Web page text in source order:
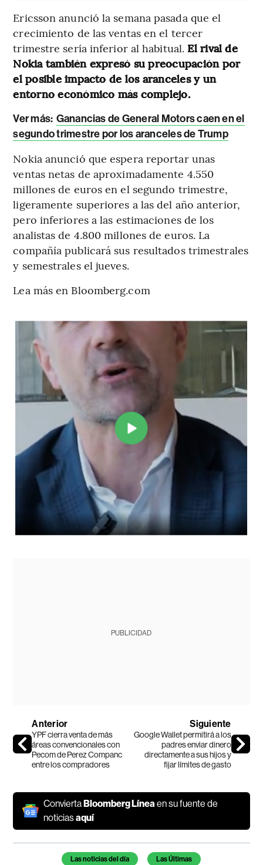
Ericsson anunció la semana pasada que el
crecimiento de las ventas en el tercer
trimestre sería inferior al habitual. El rival de
Nokia también expresó su preocupación por
el posible impacto de los aranceles y un
entorno económico más complejo.
Ver más: Ganancias de General Motors caen en el
segundo trimestre por los aranceles de Trump
Nokia anunció que espera reportar unas
ventas netas de aproximadamente 4.550
millones de euros en el segundo trimestre,
ligeramente superiores a las del año anterior,
pero inferiores a las estimaciones de los
analistas de 4.800 millones de euros. La
compañía publicará sus resultados trimestrales
y semestrales el jueves.
Lea más en Bloomberg.com
PUBLICIDAD
Anterior
YPF cierra venta de más
áreas convencionales con
Pecom de Perez Companc
entre los compradores
Siguiente
Google Wallet permitirá a los
padres enviar dinero
directamente a sus hijos y
fijar límites de gasto
ConviertaBloomberg Línea en su fuente de
noticiasaquí
Temas de este artículo
Las noticias del día Las Últimas